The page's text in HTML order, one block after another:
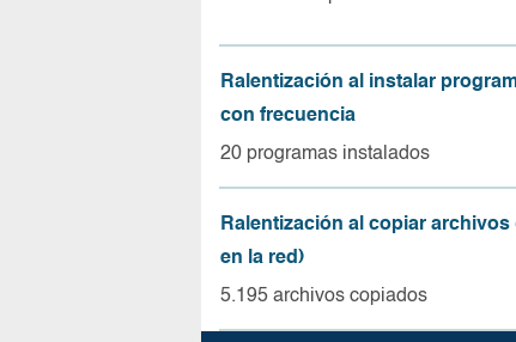
Ralentización al instalar
con frecuencia
20 programas instalados
Ralentización al copiar archivos
en la red)
5.195 archivos copiados